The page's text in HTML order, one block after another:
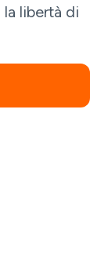
libertà di